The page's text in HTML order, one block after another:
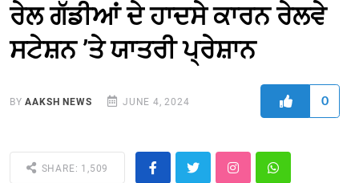
ਰੇਲ ਗੱਡੀਆਂ ਦੇ ਹਾਦਸੇ ਕਾਰਨ ਰੇਲਵੇ
ਸਟੇਸ਼ਨ ’ਤੇ ਯਾਤਰੀ ਪ੍ਰੇਸ਼ਾਨ
BYAAKSH NEWS JUNE 4, 2024 0
SHARE: 1,509